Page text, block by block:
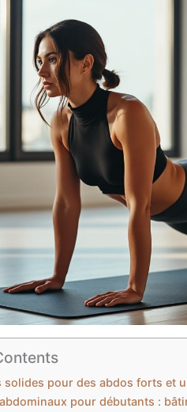
solides pour des abdos forts et
pour débutants :